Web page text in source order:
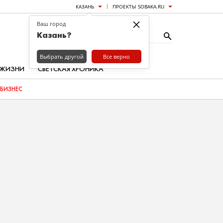
КАЗАНЬ ПРОЕКТЫ SOBAKA.RU
СВЕТСКАЯ ХРОНИКА
БИЗНЕС
×
Ваш город
Казань?
Выбрать другой Все верно